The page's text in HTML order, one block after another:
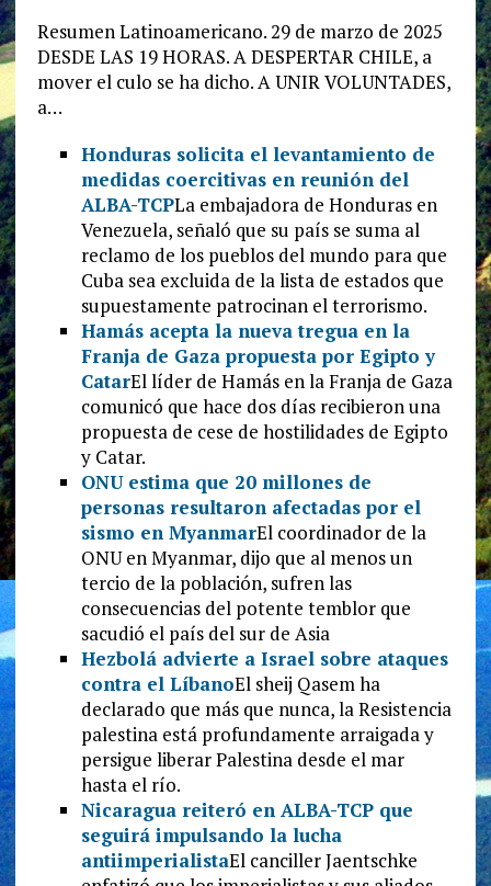
Resumen Latinoamericano. 29 de marzo de 2025
DESDE LAS 19 HORAS. A DESPERTAR CHILE, a
mover el culo se ha dicho. A UNIR VOLUNTADES,
a…
Honduras solicita el levantamiento de
medidas coercitivas en reunión del
ALBA-TCPLa embajadora de Honduras en
Venezuela, señaló que su país se suma al
reclamo de los pueblos del mundo para que
Cuba sea excluida de la lista de estados que
supuestamente patrocinan el terrorismo.
Hamás acepta la nueva tregua en la
Franja de Gaza propuesta por Egipto y
CatarEl líder de Hamás en la Franja de Gaza
comunicó que hace dos días recibieron una
propuesta de cese de hostilidades de Egipto
y Catar.
ONU estima que 20 millones de
personas resultaron afectadas por el
sismo en MyanmarEl coordinador de la
ONU en Myanmar, dijo que al menos un
tercio de la población, sufren las
consecuencias del potente temblor que
sacudió el país del sur de Asia
Hezbolá advierte a Israel sobre ataques
contra el LíbanoEl sheij Qasem ha
declarado que más que nunca, la Resistencia
palestina está profundamente arraigada y
persigue liberar Palestina desde el mar
hasta el río.
Nicaragua reiteró en ALBA-TCP que
seguirá impulsando la lucha
antiimperialistaEl canciller Jaentschke